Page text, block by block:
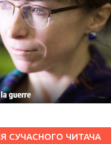
СУЧАСНОГО ЧИТАЧА